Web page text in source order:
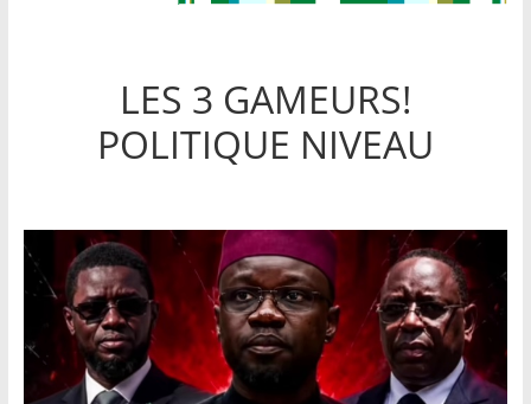
LES 3 GAMEURS!
POLITIQUE NIVEAU